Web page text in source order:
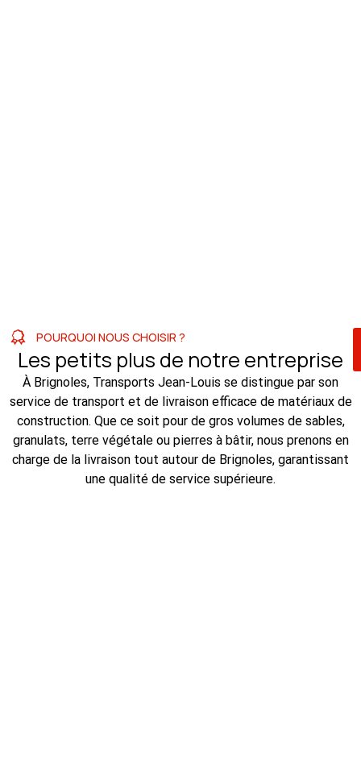
POURQUOI NOUS CHOISIR ?
Les petits plus de notre entreprise
À Brignoles, Transports Jean-Louis se distingue par son
service de transport et de livraison efficace de matériaux de
construction. Que ce soit pour de gros volumes de sables,
granulats, terre végétale ou pierres à bâtir, nous prenons en
charge de la livraison tout autour de Brignoles, garantissant
une qualité de service supérieure.